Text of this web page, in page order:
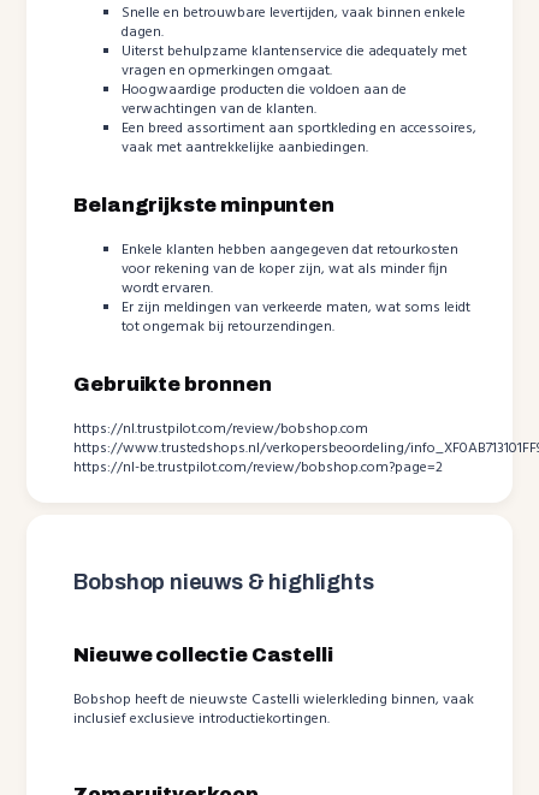
Snelle en betrouwbare levertijden, vaak binnen enkele
dagen.
Uiterst behulpzame klantenservice die adequately met
vragen en opmerkingen omgaat.
Hoogwaardige producten die voldoen aan de
verwachtingen van de klanten.
Een breed assortiment aan sportkleding en accessoires,
vaak met aantrekkelijke aanbiedingen.
Belangrijkste minpunten
Enkele klanten hebben aangegeven dat retourkosten
voor rekening van de koper zijn, wat als minder fijn
wordt ervaren.
Er zijn meldingen van verkeerde maten, wat soms leidt
tot ongemak bij retourzendingen.
Gebruikte bronnen
https://nl.trustpilot.com/review/bobshop.com
https://www.trustedshops.nl/verkopersbeoordeling/
https://nl-be.trustpilot.com/review/bobshop.com?page=2
Bobshop nieuws & highlights
Nieuwe collectie Castelli
Bobshop heeft de nieuwste Castelli wielerkleding binnen, vaak
inclusief exclusieve introductiekortingen.